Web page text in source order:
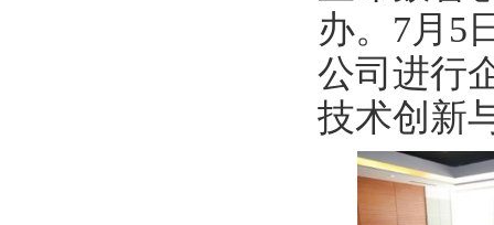
办。7月5
公司进行
技术创新